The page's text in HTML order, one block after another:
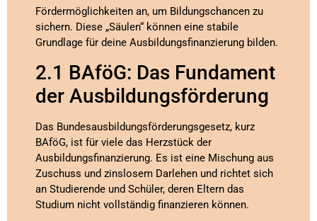
Fördermöglichkeiten an, um Bildungschancen zu
sichern. Diese „Säulen“ können eine stabile
Grundlage für deine Ausbildungsfinanzierung bilden.
2.1 BAföG: Das Fundament
der Ausbildungsförderung
Das Bundesausbildungsförderungsgesetz, kurz
BAföG, ist für viele das Herzstück der
Ausbildungsfinanzierung. Es ist eine Mischung aus
Zuschuss und zinslosem Darlehen und richtet sich
an Studierende und Schüler, deren Eltern das
Studium nicht vollständig finanzieren können.